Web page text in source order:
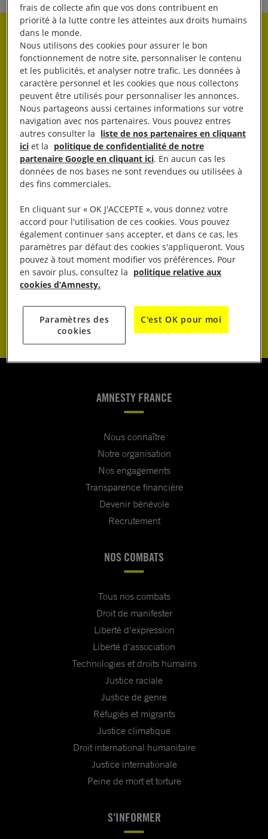
Rester informé·e
Abonnez-vous à notre newsletter hebdo.
OK
J’AGIS
JE DONNE
JE M’ENGAGE
AMNESTY FRANCE
Nous connaître
Notre organisation
Nos engagements
Transparence financière
Devenir bénévole
Recrutement
NOS COMBATS
Tous nos combats
Droit de manifester
Liberté d'expression
Liberté d'association
Technologies et droits humains
Justice raciale
Justice de genre
Réfugiés et migrants
Justice climatique
Droit international humanitaire
Justice internationale
Peine de mort et torture
S'INFORMER
frais de collecte afin que vos dons contribuent en
priorité à la lutte contre les atteintes aux droits humains
dans le monde.
Nous utilisons des cookies pour assurer le bon
fonctionnement de notre site, personnaliser le contenu
et les publicités, et analyser notre trafic. Les données à
caractère personnel et les cookies que nous collectons
peuvent être utilisés pour personnaliser les annonces.
Nous partageons aussi certaines informations sur votre
navigation avec nos partenaires. Vous pouvez entres
autres consulter la liste de nos partenaires en cliquant
ici et la politique de confidentialité de notre
partenaire Google en cliquant ici. En aucun cas les
données de nos bases ne sont revendues ou utilisées à
des fins commerciales.
En cliquant sur « OK J'ACCEPTE », vous donnez votre
accord pour l'utilisation de ces cookies. Vous pouvez
également continuer sans accepter, et dans ce cas, les
paramètres par défaut des cookies s'appliqueront. Vous
pouvez à tout moment modifier vos préférences. Pour
en savoir plus, consultez la politique relative aux
cookies d’Amnesty.
Paramètres des
cookies
C'est OK pour moi